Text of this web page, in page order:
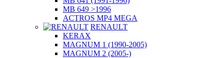
MB 649 >1996
ACTROS MP4 MEGA
RENAULT
KERAX
MAGNUM 1 (1990-2005)
MAGNUM 2 (2005-)